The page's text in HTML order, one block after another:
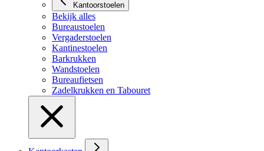
Kantoorstoelen
Bekijk alles
Bureaustoelen
Vergaderstoelen
Kantinestoelen
Barkrukken
Wandstoelen
Bureaufietsen
Zadelkrukken en Tabouret